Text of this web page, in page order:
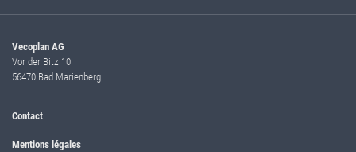
Vecoplan AG
Vor der Bitz 10
56470 Bad Marienberg
Contact
Mentions légales